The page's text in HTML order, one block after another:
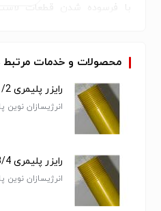
با فرسوده شدن قطعات
شیر و خاک به داخل بوبین
متوقف شدن آن خواهد شد.
در این حالت می بایست
تعویض گردند. عدم اجرای
محصولات و خدمات مرتبط
رایزر پلیمری 1/2 1 اینچ 10 سانتیمتری
انرژیسازان نوین
رایزر پلیمری 3/4 اینچ 40 سانتیمتری
انرژیسازان نوین